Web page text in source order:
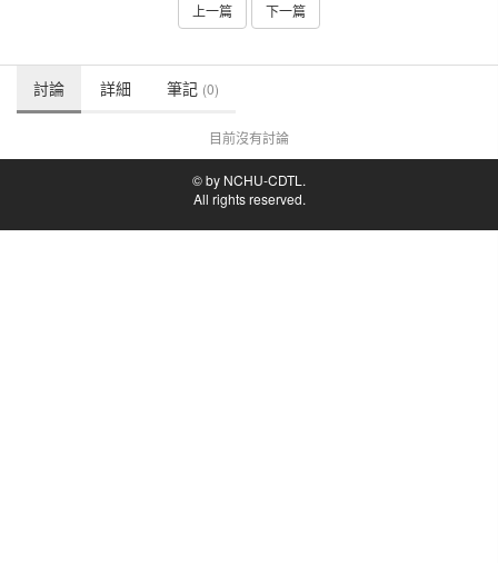
上一篇 下一篇
討論 詳細 筆記 (0)
目前沒有討論
© by NCHU-CDTL.
All rights reserved.